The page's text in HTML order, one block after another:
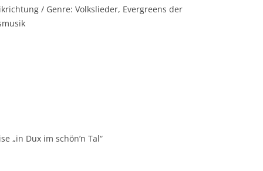
/ Genre: Volkslieder, Evergreens der
„in Dux im schön’n Tal“